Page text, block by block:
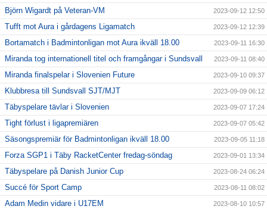
Björn Wigardt på Veteran-VM 2023-09-12 12:50
Tufft mot Aura i gårdagens Ligamatch 2023-09-12 12:39
Bortamatch i Badmintonligan mot Aura ikväll 18.00 2023-09-11 16:30
Miranda tog internationell titel och framgångar i Sundsvall 2023-09-11 08:40
Miranda finalspelar i Slovenien Future 2023-09-10 09:37
Klubbresa till Sundsvall SJT/MJT 2023-09-09 06:12
Täbyspelare tävlar i Slovenien 2023-09-07 17:24
Tight förlust i ligapremiären 2023-09-07 05:42
Säsongspremiär för Badmintonligan ikväll 18.00 2023-09-05 11:18
Forza SGP1 i Täby RacketCenter fredag-söndag 2023-09-01 13:34
Täbyspelare på Danish Junior Cup 2023-08-24 06:24
Succé för Sport Camp 2023-08-11 08:02
Adam Medin vidare i U17EM 2023-08-10 10:57